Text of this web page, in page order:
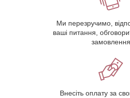
Ми перезручимо,
ваші питання,
замовлення
Внесіть оплату за